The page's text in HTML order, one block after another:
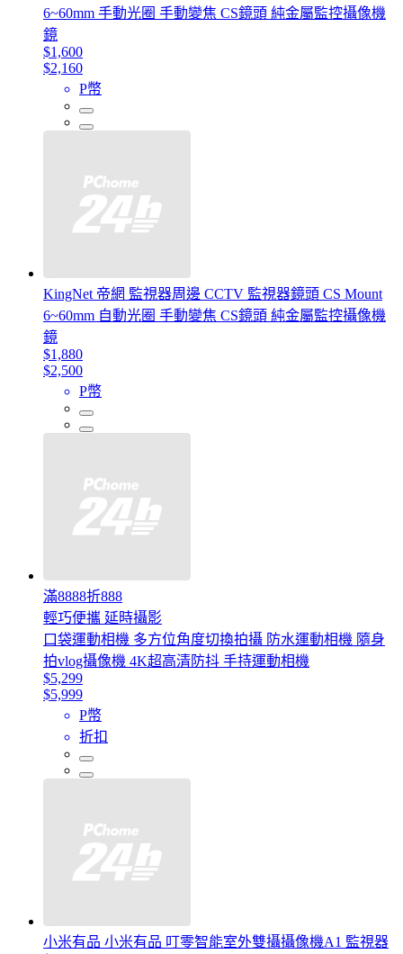
6~60mm 手動光圈 手動變焦 CS鏡頭 純金屬監控攝像機
鏡
$1,600
$2,160
P幣
KingNet 帝網 監視器周邊 CCTV 監視器鏡頭 CS Mount
6~60mm 自動光圈 手動變焦 CS鏡頭 純金屬監控攝像機
鏡
$1,880
$2,500
P幣
滿8888折888
輕巧便攜 延時攝影
口袋運動相機 多方位角度切換拍攝 防水運動相機 隨身
拍vlog攝像機 4K超高清防抖 手持運動相機
$5,299
$5,999
P幣
折扣
小米有品 小米有品 叮零智能室外雙攝攝像機A1 監視器